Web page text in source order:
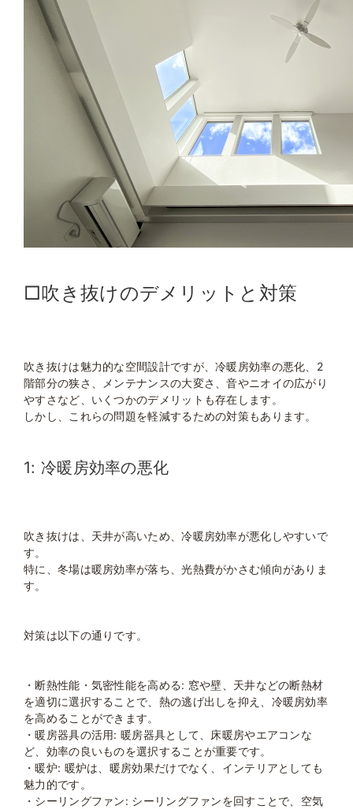
□吹き抜けのデメリットと対策
吹き抜けは魅力的な空間設計ですが、冷暖房効率の悪化、2
階部分の狭さ、メンテナンスの大変さ、音やニオイの広がり
やすさなど、いくつかのデメリットも存在します。
しかし、これらの問題を軽減するための対策もあります。
1: 冷暖房効率の悪化
吹き抜けは、天井が高いため、冷暖房効率が悪化しやすいで
す。
特に、冬場は暖房効率が落ち、光熱費がかさむ傾向がありま
す。
対策は以下の通りです。
・断熱性能・気密性能を高める: 窓や壁、天井などの断熱材
を適切に選択することで、熱の逃げ出しを抑え、冷暖房効率
を高めることができます。
・暖房器具の活用: 暖房器具として、床暖房やエアコンな
ど、効率の良いものを選択することが重要です。
・暖炉: 暖炉は、暖房効果だけでなく、インテリアとしても
魅力的です。
・シーリングファン: シーリングファンを回すことで、空気